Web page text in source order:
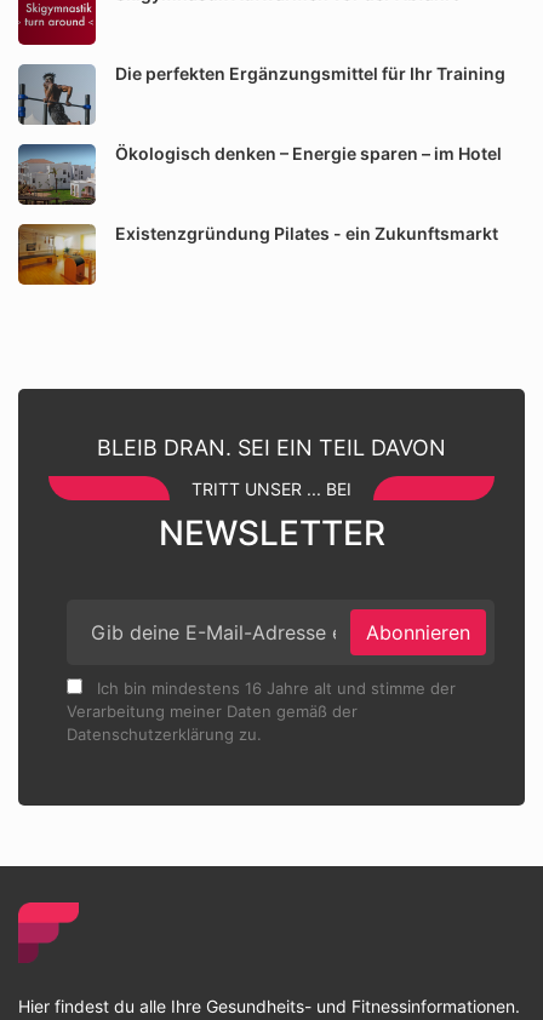
Die perfekten Ergänzungsmittel für Ihr Training
Ökologisch denken – Energie sparen – im Hotel
Existenzgründung Pilates - ein Zukunftsmarkt
BLEIB DRAN. SEI EIN TEIL DAVON
TRITT UNSER ... BEI
NEWSLETTER
Abonnieren
Ich bin mindestens 16 Jahre alt und stimme der
Verarbeitung meiner Daten gemäß der
Datenschutzerklärung zu.
Hier findest du alle Ihre Gesundheits- und Fitnessinformationen.